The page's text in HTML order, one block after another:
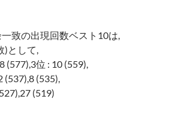
致の出現回数ベスト10は,
)として,
(577),3位 : 10 (559),
(537),8 (535),
(519)